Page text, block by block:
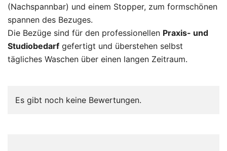
(Nachspannbar) und einem Stopper, zum formschönen
spannen des Bezuges.
Die Bezüge sind für den professionellen Praxis- und
Studiobedarf gefertigt und überstehen selbst
tägliches Waschen über einen langen Zeitraum.
Es gibt noch keine Bewertungen.